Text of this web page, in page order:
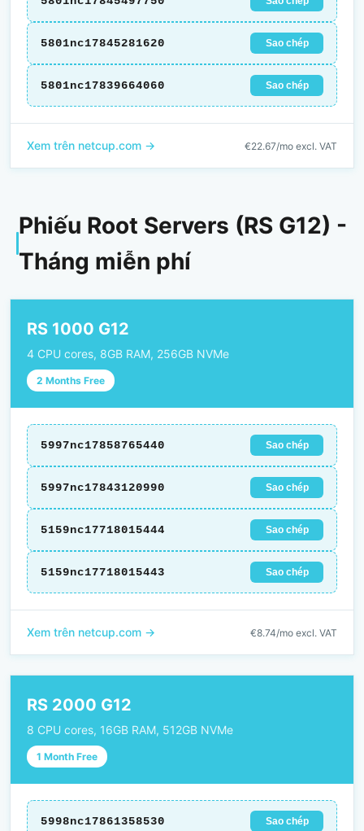
5801nc17845281620 Sao chép
5801nc17839664060 Sao chép
Xem trên netcup.com → €22.67/mo excl. VAT
Phiếu Root Servers (RS G12) -
Tháng miễn phí
RS 1000 G12
4 CPU cores, 8GB RAM, 256GB NVMe
2 Months Free
5997nc17858765440 Sao chép
5997nc17843120990 Sao chép
5159nc17718015444 Sao chép
5159nc17718015443 Sao chép
Xem trên netcup.com → €8.74/mo excl. VAT
RS 2000 G12
8 CPU cores, 16GB RAM, 512GB NVMe
1 Month Free
5998nc17861358530 Sao chép